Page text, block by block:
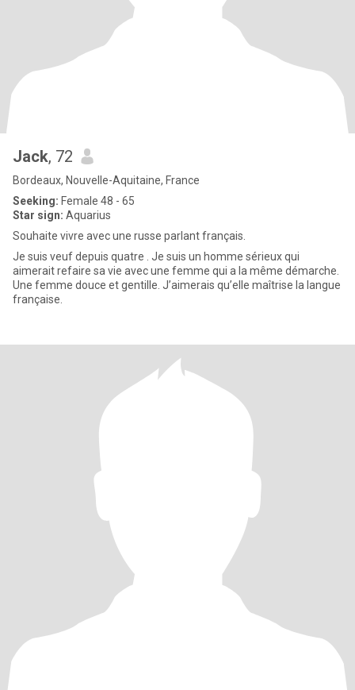
Jack, 72
Bordeaux, Nouvelle-Aquitaine, France
Seeking: Female 48 - 65
Star sign: Aquarius
Souhaite vivre avec une russe parlant français.
Je suis veuf depuis quatre . Je suis un homme sérieux qui
aimerait refaire sa vie avec une femme qui a la même démarche.
Une femme douce et gentille. J’aimerais qu’elle maîtrise la langue
française.